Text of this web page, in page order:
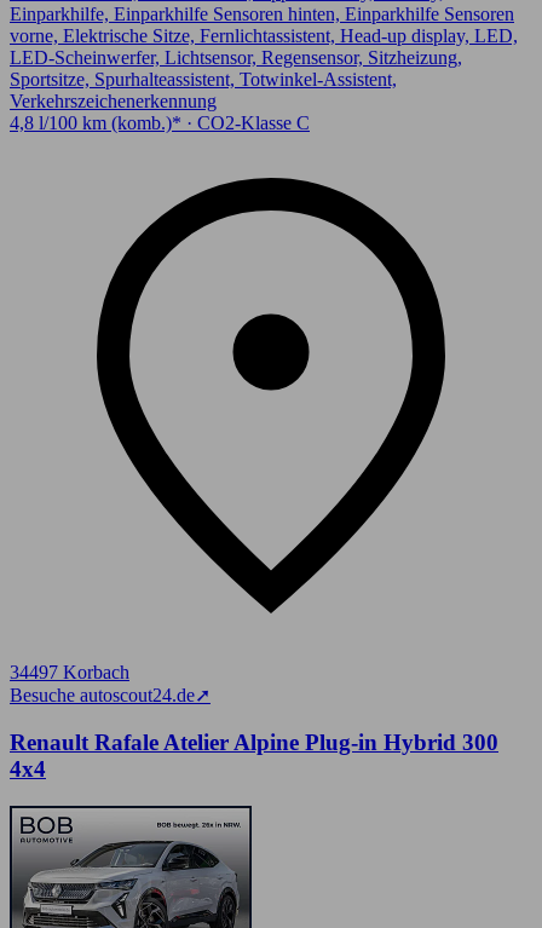
Einparkhilfe, Einparkhilfe Sensoren hinten, Einparkhilfe Sensoren
vorne, Elektrische Sitze, Fernlichtassistent, Head-up display, LED,
LED-Scheinwerfer, Lichtsensor, Regensensor, Sitzheizung,
Sportsitze, Spurhalteassistent, Totwinkel-Assistent,
Verkehrszeichenerkennung
4,8 l/100 km (komb.)* · CO2-Klasse C
34497 Korbach
Besuche autoscout24.de➚
Renault Rafale Atelier Alpine Plug-in Hybrid 300
4x4